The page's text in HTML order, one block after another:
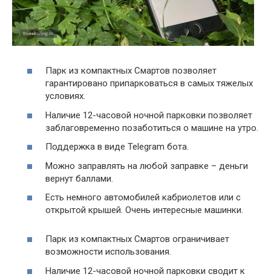
Парк из компактных Смартов позволяет
гарантировано припарковаться в самых тяжелых
условиях.
Наличие 12-часовой ночной парковки позволяет
заблаговременно позаботиться о машине на утро.
Поддержка в виде Telegram бота.
Можно заправлять на любой заправке – деньги
вернут баллами.
Есть немного автомобилей кабриолетов или с
открытой крышей. Очень интересные машинки.
Парк из компактных Смартов ограничивает
возможности использования.
Наличие 12-часовой ночной парковки сводит к